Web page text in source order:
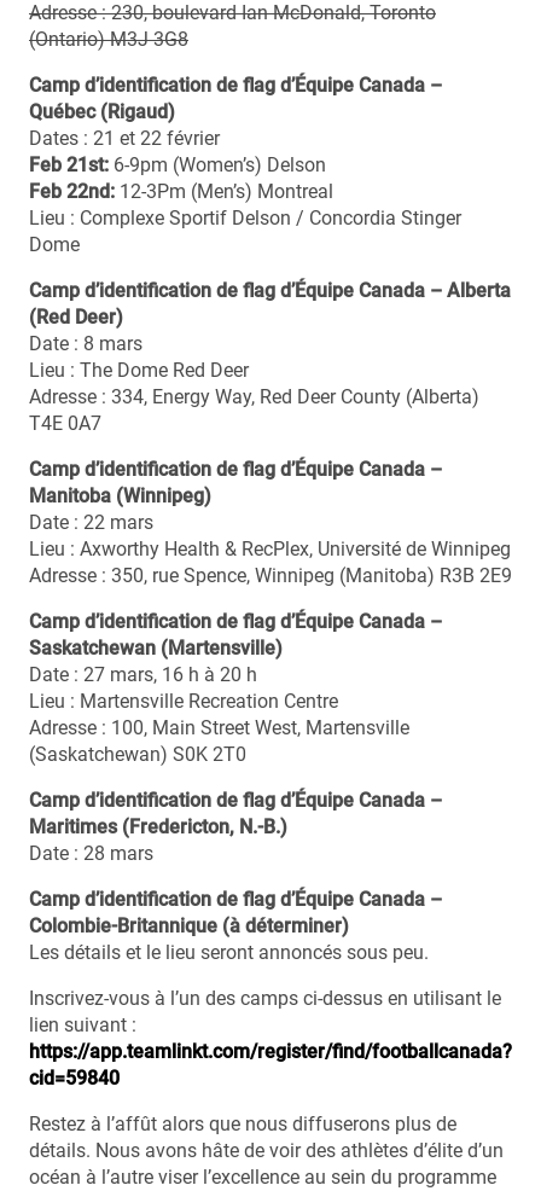
Adresse : 230, boulevard Ian McDonald, Toronto
(Ontario) M3J 3G8
Camp d’identification de flag d’Équipe Canada –
Québec (Rigaud)
Dates : 21 et 22 février
Feb 21st: 6-9pm (Women’s) Delson
Feb 22nd: 12-3Pm (Men’s) Montreal
Lieu : Complexe Sportif Delson / Concordia Stinger
Dome
Camp d’identification de flag d’Équipe Canada – Alberta
(Red Deer)
Date : 8 mars
Lieu : The Dome Red Deer
Adresse : 334, Energy Way, Red Deer County (Alberta)
T4E 0A7
Camp d’identification de flag d’Équipe Canada –
Manitoba (Winnipeg)
Date : 22 mars
Lieu : Axworthy Health & RecPlex, Université de Winnipeg
Adresse : 350, rue Spence, Winnipeg (Manitoba) R3B 2E9
Camp d’identification de flag d’Équipe Canada –
Saskatchewan (Martensville)
Date : 27 mars, 16 h à 20 h
Lieu : Martensville Recreation Centre
Adresse : 100, Main Street West, Martensville
(Saskatchewan) S0K 2T0
Camp d’identification de flag d’Équipe Canada –
Maritimes (Fredericton, N.-B.)
Date : 28 mars
Camp d’identification de flag d’Équipe Canada –
Colombie-Britannique (à déterminer)
Les détails et le lieu seront annoncés sous peu.
Inscrivez-vous à l’un des camps ci-dessus en utilisant le
lien suivant :
https://app.teamlinkt.com/register/find/footballcanada?
cid=59840
Restez à l’affût alors que nous diffuserons plus de
détails. Nous avons hâte de voir des athlètes d’élite d’un
océan à l’autre viser l’excellence au sein du programme